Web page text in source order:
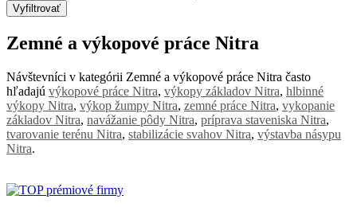
Zemné a výkopové práce Nitra
Návštevníci v kategórii Zemné a výkopové práce Nitra často
hľadajú výkopové práce Nitra, výkopy základov Nitra, hlbinné
výkopy Nitra, výkop žumpy Nitra, zemné práce Nitra, vykopanie
základov Nitra, navážanie pôdy Nitra, príprava staveniska Nitra,
tvarovanie terénu Nitra, stabilizácie svahov Nitra, výstavba násypu
Nitra.